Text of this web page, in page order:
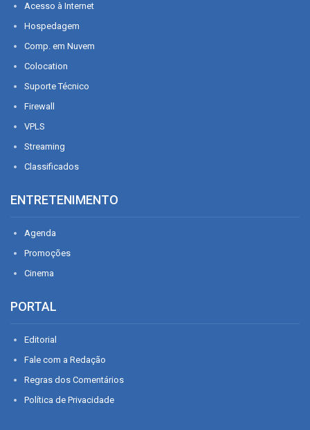
Acesso à Internet
Hospedagem
Comp. em Nuvem
Colocation
Suporte Técnico
Firewall
VPLS
Streaming
Classificados
ENTRETENIMENTO
Agenda
Promoções
Cinema
PORTAL
Editorial
Fale com a Redação
Regras dos Comentários
Política de Privacidade